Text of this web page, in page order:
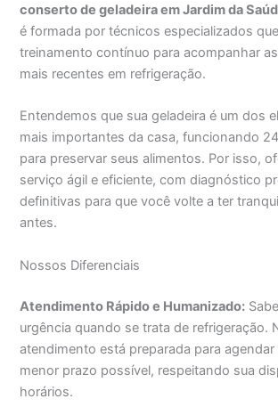
conserto de geladeira em Jardim da
é formada por técnicos especializados
treinamento contínuo para acompanhar
mais recentes em refrigeração.
Entendemos que sua geladeira é um dos
mais importantes da casa, funcionando
para preservar seus alimentos. Por isso,
serviço ágil e eficiente, com diagnóstico
definitivas para que você volte a ter
antes.
Nossos Diferenciais
Atendimento Rápido e Humanizado:
urgência quando se trata de refrigeração.
atendimento está preparada para
menor prazo possível, respeitando sua
horários.